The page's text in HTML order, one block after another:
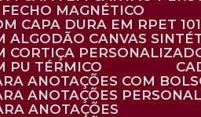
FECHO MAGNÉTICO
CAPA DURA EM RPET
ALGODÃO CANVAS
CORTIÇA
PU TÉRMICO
ANOTAÇÕES COM
ANOTAÇÕES
ANOTAÇÕES